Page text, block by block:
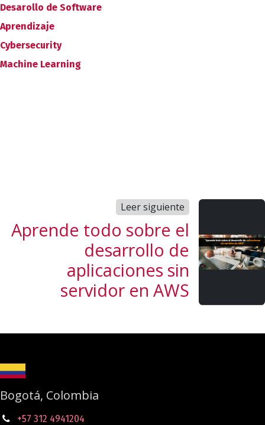
Desarollo de Software
Aprendizaje
Cybersecurity
Machine Learning
Leer siguiente
Aprende todo sobre el
desarrollo de
aplicaciones sin
servidor en AWS
Bogotá, Colombia
+57 312 4941204